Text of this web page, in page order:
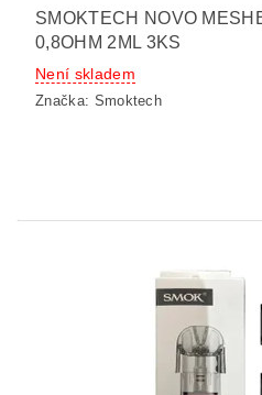
SMOKTECH NOVO
0,8OHM 2ML 3KS
Není skladem
Značka: Smoktech